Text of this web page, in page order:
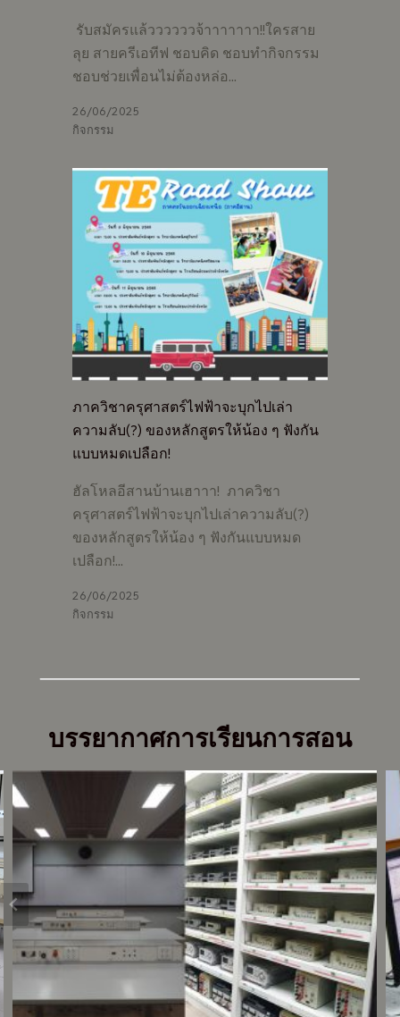
รับสมัครแล้ววววววจ้าาาาาาา!!ใครสาย
ลุย สายครีเอทีฟ ชอบคิด ชอบทำกิจกรรม
ชอบช่วยเพื่อนไม่ต้องหล่อ…
26/06/2025
กิจกรรม
ภาควิชาครุศาสตร์ไฟฟ้าจะบุกไปเล่า
ความลับ(?) ของหลักสูตรให้น้อง ๆ ฟังกัน
แบบหมดเปลือก!
ฮัลโหลอีสานบ้านเฮาาา! ภาควิชา
ครุศาสตร์ไฟฟ้าจะบุกไปเล่าความลับ(?)
ของหลักสูตรให้น้อง ๆ ฟังกันแบบหมด
เปลือก!…
26/06/2025
กิจกรรม
บรรยากาศการเรียนการสอน